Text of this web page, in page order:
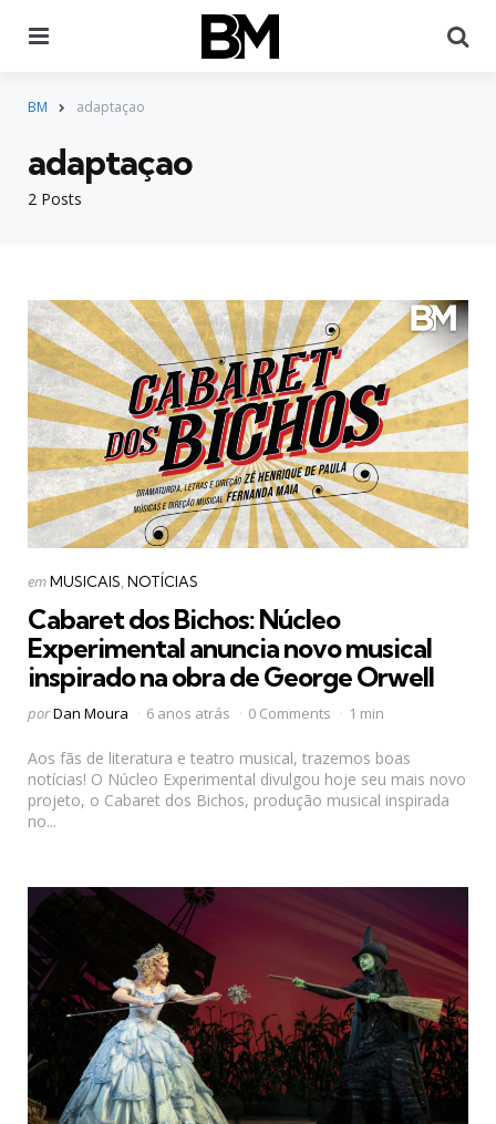
BM adaptaçao
2 Posts
adaptaçao
Categorias
Postado
emMUSICAIS NOTÍCIAS
Cabaret dos Bichos: Núcleo
Experimental anuncia novo musical
inspirado na obra de George Orwell
Postado
porDan Moura 6 anos atrás 0 Comments 1 min
Aos fãs de literatura e teatro musical, trazemos boas
notícias! O Núcleo Experimental divulgou hoje seu mais novo
projeto, o Cabaret dos Bichos, produção musical inspirada
no...